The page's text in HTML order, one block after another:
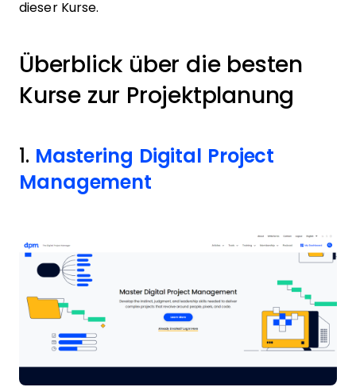
dieser Kurse.
Überblick über die besten
Kurse zur Projektplanung
1. Mastering Digital Project
Management